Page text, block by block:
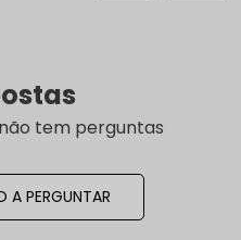
tem perguntas
A PERGUNTAR